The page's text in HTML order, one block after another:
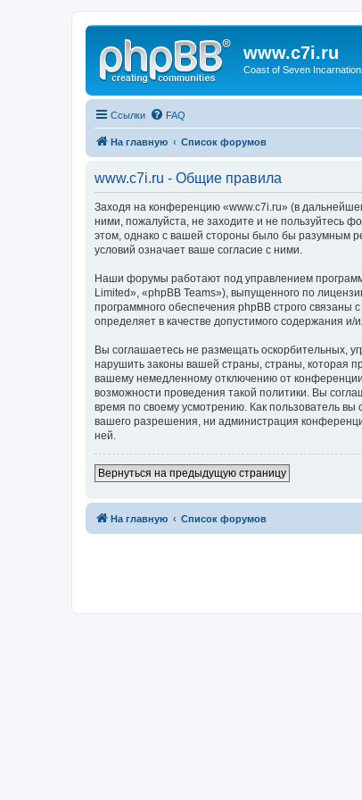
www.c7i.ru
Coast of Seven
Ссылки FAQ
На главную Список форумов
www.c7i.ru - Общие правила
Заходя на конференцию «www.c7i.ru» (в
ними, пожалуйста, не заходите и не пользуйтесь
этом, однако с вашей стороны было бы разумным
условий означает ваше согласие с ними.
Наши форумы работают под управлением
Limited», «phpBB Teams»), выпущенного по
программного обеспечения phpBB строго
определяет в качестве допустимого содержания
Вы соглашаетесь не размещать оскорбительных,
нарушить законы вашей страны, страны, которая
вашему немедленному отключению от
возможности проведения такой политики. Вы
время по своему усмотрению. Как пользователь
вашего разрешения, ни администрация
ней.
Вернуться на предыдущую страницу
На главную Список форумов